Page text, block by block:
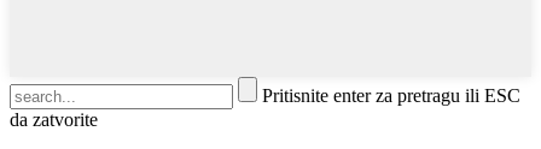
Pritisnite enter za pretragu ili ESC
da zatvorite